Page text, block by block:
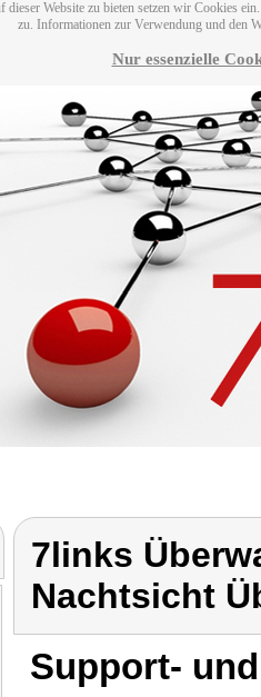
dieser Website zu bieten setzen wir Cookies
zu. Informationen zur Verwendung und den
Nur essenzielle
7links
Nachtsicht
Support-